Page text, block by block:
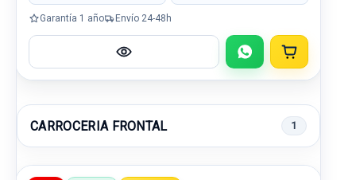
Garantía 1 año Envío 24-48h
CARROCERIA FRONTAL 1